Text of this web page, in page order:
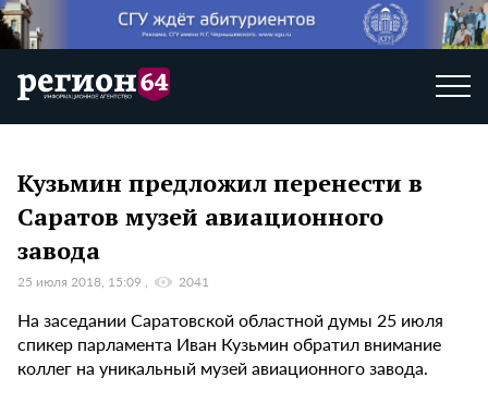
Кузьмин предложил перенести в
Саратов музей авиационного
завода
25 июля 2018, 15:09 2041
На заседании Саратовской областной думы 25 июля
спикер парламента Иван Кузьмин обратил внимание
коллег на уникальный музей авиационного завода.